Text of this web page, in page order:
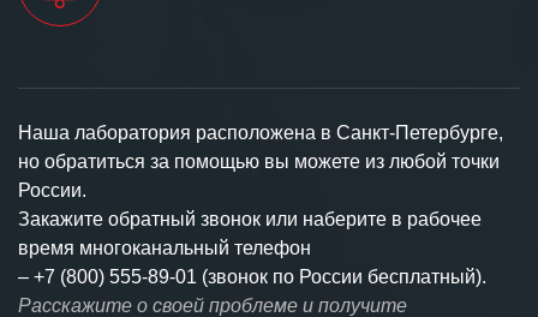
Наша лаборатория расположена в Санкт-Петербурге,
но обратиться за помощью вы можете из любой точки
России.
Закажите обратный звонок или наберите в рабочее
время многоканальный телефон
– +7 (800) 555-89-01 (звонок по России бесплатный).
Расскажите о своей проблеме и получите